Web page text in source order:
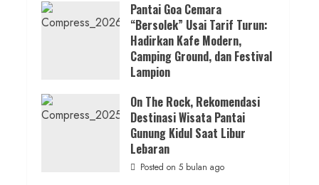
Posted on 6 jam ago
Berdiri Sejak 2020, Sedulur
Gunungkidul Konsisten Jalankan
Misi Kemanusiaan Sesuai Program
Posted on 6 jam ago
THE
ROCK
Gunungkidul
Hadirkan
Konsep
Padukan
Wisata
Kekinian
Pantai Goa Cemara
“Bersolek” Usai Tarif Turun:
Hadirkan Kafe Modern,
Camping Ground, dan Festival
Lampion
On The Rock, Rekomendasi
Destinasi Wisata Pantai
Gunung Kidul Saat Libur
Lebaran
Posted on 5 bulan ago